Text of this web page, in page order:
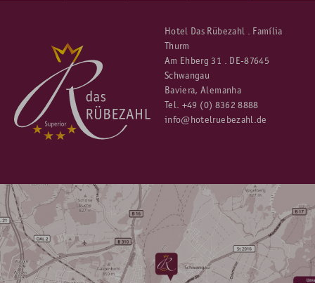
Hotel Das Rübezahl . Família
Thurm
Am Ehberg 31 . DE-87645
Schwangau
Baviera, Alemanha
Tel. +49 (0) 8362 8888
info@hotelruebezahl.de